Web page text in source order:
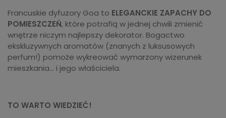
Francuskie dyfuzory Goa to ELEGANCKIE ZAPACHY DO
POMIESZCZEŃ, które potrafią w jednej chwili zmienić
wnętrze niczym najlepszy dekorator. Bogactwo
ekskluzywnych aromatów (znanych z luksusowych
perfum!) pomoże wykreować wymarzony wizerunek
mieszkania... i jego właściciela.
TO WARTO WIEDZIEĆ!